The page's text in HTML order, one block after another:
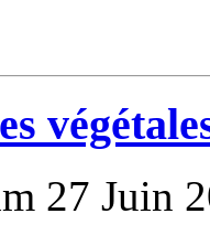
27 Juin